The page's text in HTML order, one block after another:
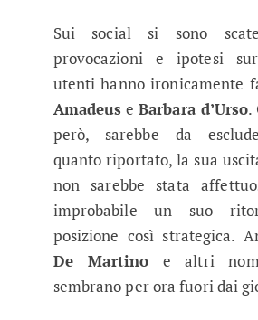
Sui social si sono
provocazioni e ipotesi
utenti hanno ironicamente
Amadeus eBarbara d’Urso.
però, sarebbe da
quanto riportato, la sua
non sarebbe stata
improbabile un suo
posizione così strategica.
De Martino e altri
sembrano per ora fuori dai